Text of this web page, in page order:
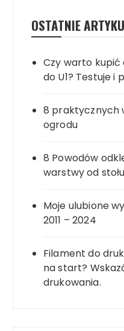
OSTATNIE
Czy warto kupić
do U1? Testuje i
8 praktycznych
ogrodu
8 Powodów
warstwy od
Moje ulubione
2011 – 2024
Filament do
na start?
drukowania.